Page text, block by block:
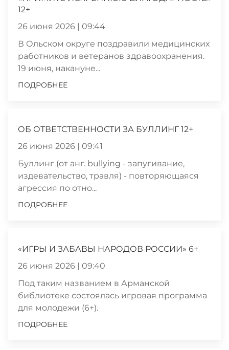
12+
26 июня 2026 | 09:44
В Ольском округе поздравили медицинских
работников и ветеранов здравоохранения.
19 июня, накануне...
ПОДРОБНЕЕ
ОБ ОТВЕТСТВЕННОСТИ ЗА БУЛЛИНГ 12+
26 июня 2026 | 09:41
Буллинг (от анг. bullying - запугивание,
издевательство, травля) - повторяющаяся
агрессия по отно...
ПОДРОБНЕЕ
«ИГРЫ И ЗАБАВЫ НАРОДОВ РОССИИ» 6+
26 июня 2026 | 09:40
Под таким названием в Арманской
библиотеке состоялась игровая программа
для молодежи (6+).
ПОДРОБНЕЕ